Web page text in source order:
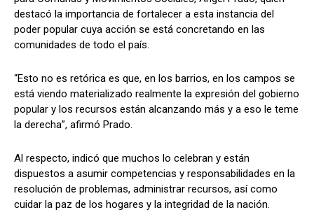
destacó la importancia de fortalecer a esta instancia del
poder popular cuya acción se está concretando en las
comunidades de todo el país.
“Esto no es retórica es que, en los barrios, en los campos se
está viendo materializado realmente la expresión del gobierno
popular y los recursos están alcanzando más y a eso le teme
la derecha”, afirmó Prado.
Al respecto, indicó que muchos lo celebran y están
dispuestos a asumir competencias y responsabilidades en la
resolución de problemas, administrar recursos, así como
cuidar la paz de los hogares y la integridad de la nación.